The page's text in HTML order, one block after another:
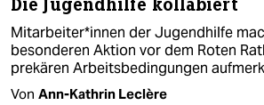
Die Jugendhilfe kollabiert
Mit­ar­bei­te­r*in­nen der Jugendhilfe
besonderen Aktion vor dem Roten
prekären Arbeitsbedingungen
Von Ann-Kathrin Leclère